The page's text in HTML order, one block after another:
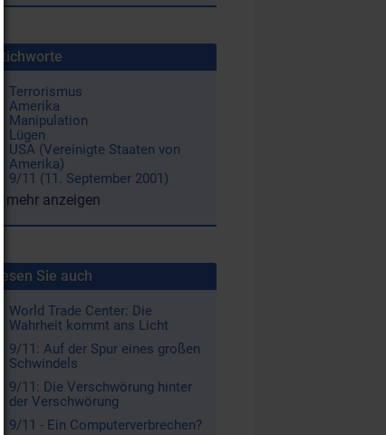
Stichworte
Terrorismus
Amerika
Manipulation
Lügen
USA (Vereinigte Staaten von
Amerika)
9/11 (11. September 2001)
mehr anzeigen
Lesen Sie auch
World Trade Center: Die
Wahrheit kommt ans Licht
9/11: Auf der Spur eines großen
Schwindels
9/11: Die Verschwörung hinter
der Verschwörung
9/11 - Ein Computerverbrechen?